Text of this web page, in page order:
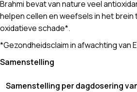
Brahmi bevat van nature veel
helpen cellen en weefsels in het
oxidatieve schade*.
*Gezondheidsclaim in afwachting van
Samenstelling
Samenstelling per dagdosering